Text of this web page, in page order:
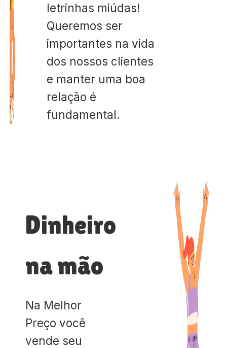
letrinhas miúdas!
Queremos ser
importantes na vida
dos nossos clientes
e manter uma boa
relação é
fundamental.
Dinheiro
na mão
Na Melhor
Preço você
vende seu